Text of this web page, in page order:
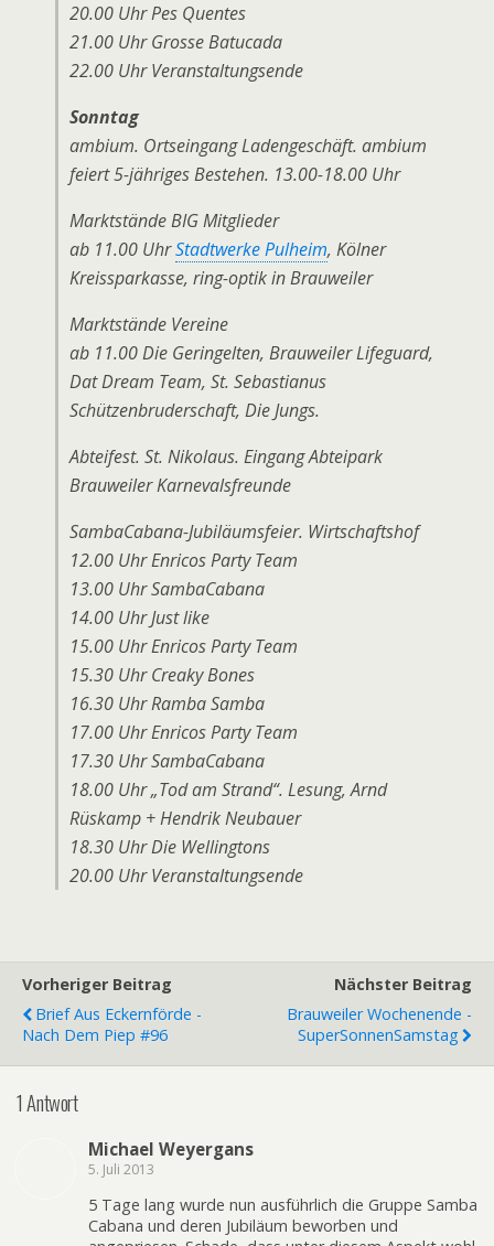
20.00 Uhr Pes Quentes
21.00 Uhr Grosse Batucada
22.00 Uhr Veranstaltungsende
Sonntag
ambium. Ortseingang Ladengeschäft. ambium
feiert 5-jähriges Bestehen. 13.00-18.00 Uhr
Marktstände BIG Mitglieder
ab 11.00 UhrStadtwerke Pulheim, Kölner
Kreissparkasse, ring-optik in Brauweiler
Marktstände Vereine
ab 11.00 Die Geringelten, Brauweiler Lifeguard,
Dat Dream Team, St. Sebastianus
Schützenbruderschaft, Die Jungs.
Abteifest. St. Nikolaus. Eingang Abteipark
Brauweiler Karnevalsfreunde
SambaCabana-Jubiläumsfeier. Wirtschaftshof
12.00 Uhr Enricos Party Team
13.00 Uhr SambaCabana
14.00 Uhr Just like
15.00 Uhr Enricos Party Team
15.30 Uhr Creaky Bones
16.30 Uhr Ramba Samba
17.00 Uhr Enricos Party Team
17.30 Uhr SambaCabana
18.00 Uhr „Tod am Strand“. Lesung, Arnd
Rüskamp + Hendrik Neubauer
18.30 Uhr Die Wellingtons
20.00 Uhr Veranstaltungsende
Vorheriger Beitrag
Brief Aus Eckernförde -
Nach Dem Piep #96
Nächster Beitrag
Brauweiler Wochenende -
SuperSonnenSamstag
1 Antwort
Michael Weyergans
5. Juli 2013
5 Tage lang wurde nun ausführlich die Gruppe Samba
Cabana und deren Jubiläum beworben und